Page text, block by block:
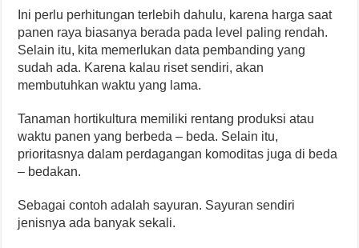
Ini perlu perhitungan terlebih dahulu, karena harga saat
panen raya biasanya berada pada level paling rendah.
Selain itu, kita memerlukan data pembanding yang
sudah ada. Karena kalau riset sendiri, akan
membutuhkan waktu yang lama.
Tanaman hortikultura memiliki rentang produksi atau
waktu panen yang berbeda – beda. Selain itu,
prioritasnya dalam perdagangan komoditas juga di beda
– bedakan.
Sebagai contoh adalah sayuran. Sayuran sendiri
jenisnya ada banyak sekali.